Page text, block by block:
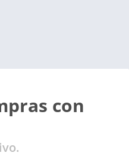
con